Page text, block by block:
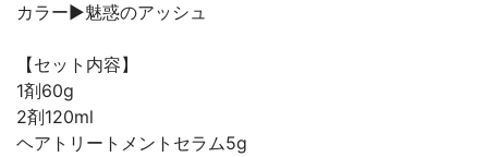
カラー▶︎魅惑のアッシュ
【セット内容】
1剤60g
2剤120ml
ヘアトリートメントセラム5g